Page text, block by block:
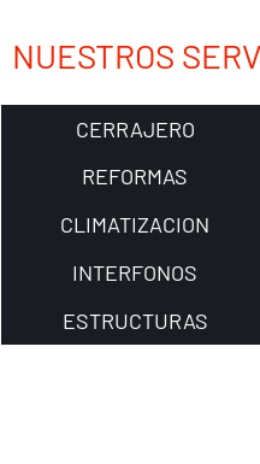
NUESTROS
CERRAJERO
REFORMAS
CLIMATIZACION
INTERFONOS
ESTRUCTURAS